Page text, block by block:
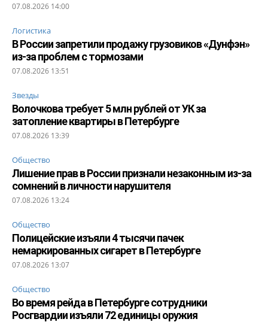
07.08.2026 14:00
Логистика
В России запретили продажу грузовиков «Дунфэн»
из-за проблем с тормозами
07.08.2026 13:51
Звезды
Волочкова требует 5 млн рублей от УК за
затопление квартиры в Петербурге
07.08.2026 13:39
Общество
Лишение прав в России признали незаконным из-за
сомнений в личности нарушителя
07.08.2026 13:24
Общество
Полицейские изъяли 4 тысячи пачек
немаркированных сигарет в Петербурге
07.08.2026 13:07
Общество
Во время рейда в Петербурге сотрудники
Росгвардии изъяли 72 единицы оружия